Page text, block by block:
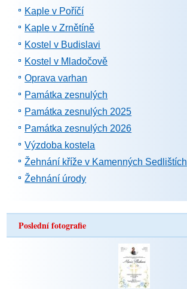
Kaple v Poříčí
Kaple v Zrnětíně
Kostel v Budislavi
Kostel v Mladočově
Oprava varhan
Památka zesnulých
Památka zesnulých 2025
Památka zesnulých 2026
Výzdoba kostela
Žehnání kříže v Kamenných Sedlištích
Žehnání úrody
Poslední fotografie